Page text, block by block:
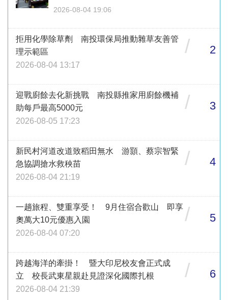
2026-08-04 19:06
拒用化學除草劑 南投環保局推動雜草友善管
理示範區
2026-08-04 13:17
/ 2
迎戰廚餘去化新挑戰 南投縣推家用廚餘機補
助每戶最高5000元
2026-08-05 17:23
/ 3
新民村河道改道致稻田無水 游顥、蔡宗智緊
急協調搶水救秧苗
2026-08-04 21:19
/ 4
一趟旅程、雙重享受！ 9月住宿合歡山 即享
奧萬大10元優惠入園
2026-08-04 07:20
/ 5
跨越海洋的牽掛！ 暨大印尼校友會正式成
立 校長武東星親赴見證深化國際扎根
2026-08-04 21:39
/ 6